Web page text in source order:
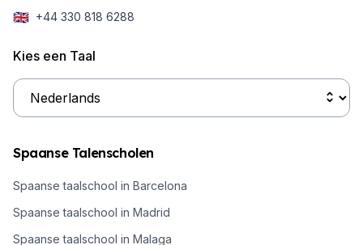
🇬🇧 +44 330 818 6288
Kies een Taal
Spaanse Talenscholen
Spaanse taalschool in Barcelona
Spaanse taalschool in Madrid
Spaanse taalschool in Malaga